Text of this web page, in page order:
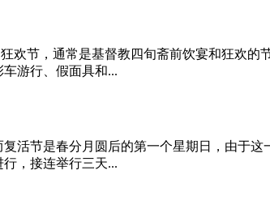
欢节，通常是基督教四旬斋前饮宴和狂欢
游行、假面具和...
活节是春分月圆后的第一个星期日，由于
，接连举行三天...